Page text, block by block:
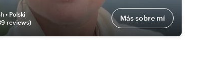
• Polski
reviews) Más sobre mí